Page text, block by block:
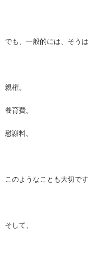
でも、一般的には、そうは
親権。
養育費。
慰謝料。
このようなことも大切です
そして、